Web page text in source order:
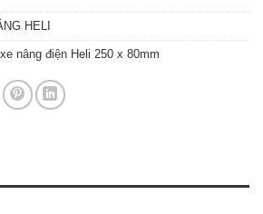
HELI
nâng điện Heli 250 x 80mm